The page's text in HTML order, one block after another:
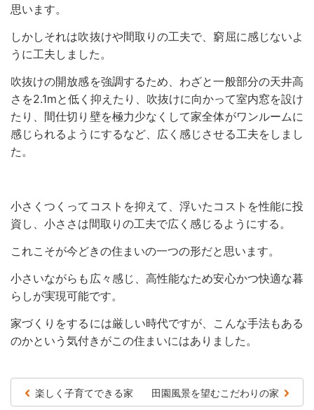
思います。
しかしそれは吹抜けや間取りの工夫で、窮屈に感じないよ
うに工夫しました。
吹抜けの開放感を強調するため、わざと一般部分の天井高
さを2.1mと低く抑えたり、吹抜けに向かって室内窓を設け
たり、間仕切り壁を極力少なくして家全体がワンルームに
感じられるようにするなど、広く感じさせる工夫をしまし
た。
小さくつくってコストを抑えて、浮いたコストを性能に投
資し、小ささは間取りの工夫で広く感じるようにする。
これこそが今どきの住まいの一つの形だと思います。
小さいながらも広々感じ、高性能なため安心かつ快適な暮
らしが実現可能です。
家づくりをするには厳しい時代ですが、こんな手法もある
のかという気付きがこの住まいにはありました。
楽しく子育てできる家 田園風景を望むこだわりの家